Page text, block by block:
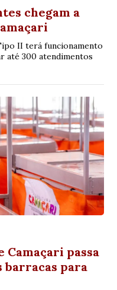
chegam a
II terá funcionamento
até 300 atendimentos
passa
barracas para